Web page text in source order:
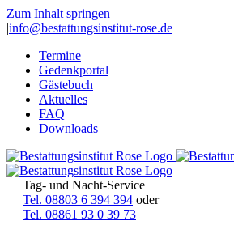
Zum Inhalt springen
|info@bestattungsinstitut-rose.de
Termine
Gedenkportal
Gästebuch
Aktuelles
FAQ
Downloads
Tag- und Nacht-Service
Tel. 08803 6 394 394 oder
Tel. 08861 93 0 39 73